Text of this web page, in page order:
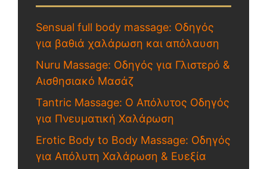
Sensual full body massage: Οδηγός
για βαθιά χαλάρωση και απόλαυση
Nuru Massage: Οδηγός για Γλιστερό &
Αισθησιακό Μασάζ
Tantric Massage: Ο Απόλυτος Οδηγός
για Πνευματική Χαλάρωση
Erotic Body to Body Massage: Οδηγός
για Απόλυτη Χαλάρωση & Ευεξία